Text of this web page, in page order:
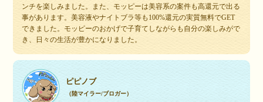
ンチを楽しみました。また、モッピーは美容系の案件も高還元で出る
事があります。美容液やナイトブラ等も100%還元の実質無料でGET
できました。モッピーのおかげで子育てしながらも自分の楽しみがで
き、日々の生活が豊かになりました。
ピピノブ
（陸マイラー/ブロガー）